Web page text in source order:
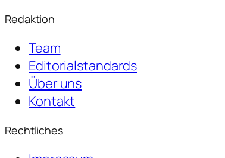
Redaktion
Team
Editorialstandards
Über uns
Kontakt
Rechtliches